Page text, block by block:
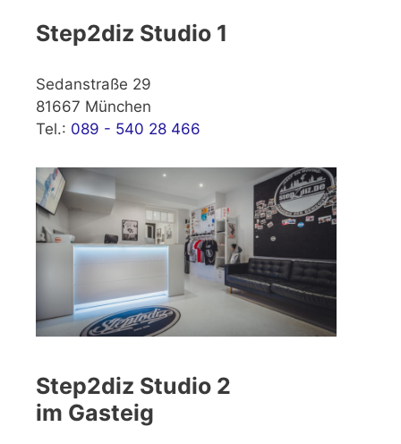
Step2diz Studio 1
Sedanstraße 29
81667 München
Tel.: 089 - 540 28 466
Step2diz Studio 2
im Gasteig